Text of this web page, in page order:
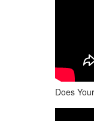
Does